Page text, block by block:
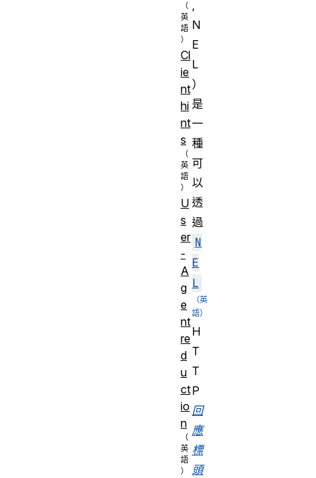
N
E
L
）
是
一
種
可
以
透
過
N
E
L
H
T
T
P
回
應
標
頭
Cl
ie
nt
hi
nt
s
U
s
er
-
A
g
e
nt
re
d
u
ct
io
n